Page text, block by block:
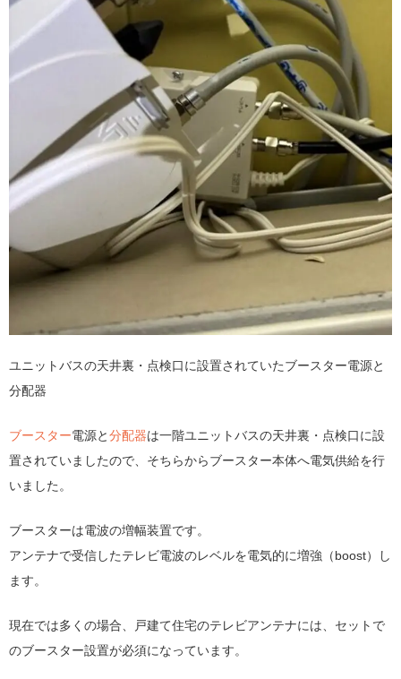
ユニットバスの天井裏・点検口に設置されていたブースター電源と
分配器
ブースター電源と分配器は一階ユニットバスの天井裏・点検口に設
置されていましたので、そちらからブースター本体へ電気供給を行
いました。
ブースターは電波の増幅装置です。
アンテナで受信したテレビ電波のレベルを電気的に増強（boost）し
ます。
現在では多くの場合、戸建て住宅のテレビアンテナには、セットで
のブースター設置が必須になっています。